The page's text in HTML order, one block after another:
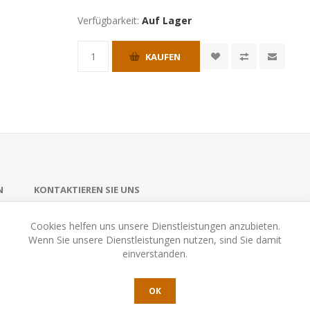
Verfügbarkeit: Auf Lager
KAUFEN
KONTAKTIEREN SIE UNS
durch den Dungeon, verjagt Monster und sammelt Schätze. Wer
Cookies helfen uns unsere Dienstleistungen anzubieten.
Wenn Sie unsere Dienstleistungen nutzen, sind Sie damit
einverstanden.
OK